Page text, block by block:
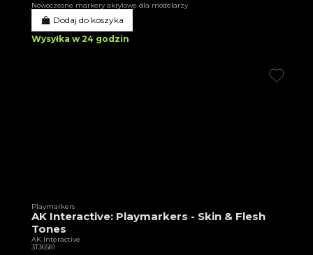
Nowoczesne markery akrylowe dla modelarzy
Dodaj do koszyka
Wysyłka w 24 godzin
Playmarkers
AK Interactive: Playmarkers - Skin & Flesh
Tones
AK Interactive
3T36581